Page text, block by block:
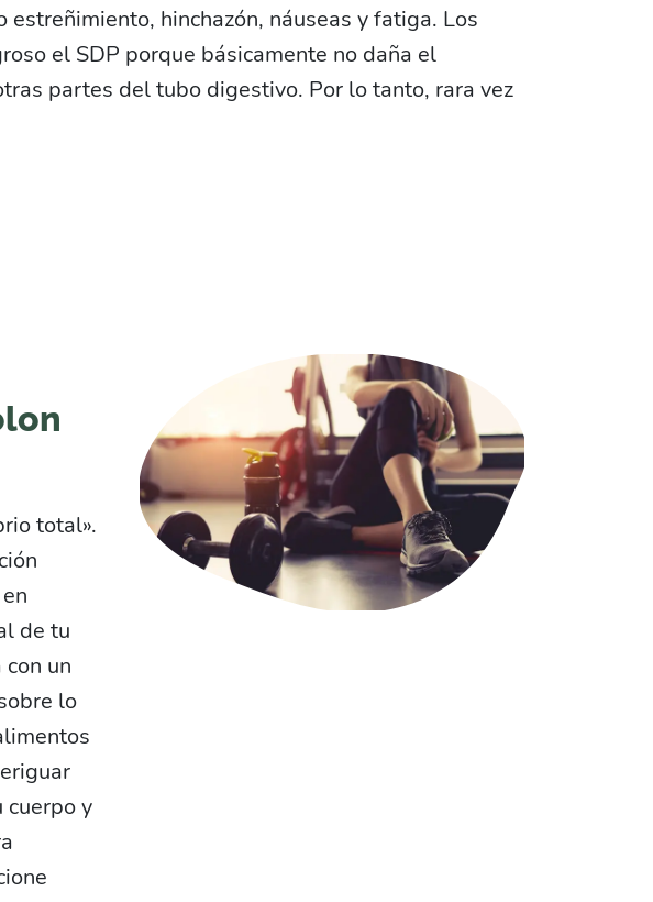
hinchazón, náuseas y fatiga. Los
el SDP porque básicamente no daña el
partes del tubo digestivo. Por lo tanto, rara vez
total».
de tu
un
lo
cuerpo y